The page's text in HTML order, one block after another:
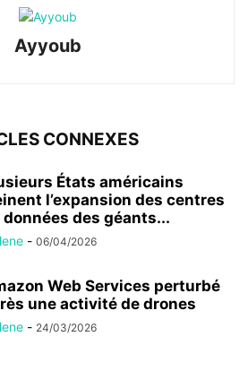
Ayyoub
CONNEXES
États américains
l’expansion des centres
données des géants...
- 06/04/2026
Web Services perturbé
une activité de drones
- 24/03/2026